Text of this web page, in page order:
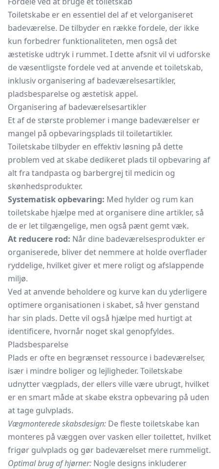
Toiletskabe er en essentiel del af et velorganiseret
badeværelse. De tilbyder en række fordele, der ikke
kun forbedrer funktionaliteten, men også det
æstetiske udtryk i rummet. I dette afsnit vil vi udforske
de væsentligste fordele ved at anvende et toiletskab,
inklusiv organisering af badeværelsesartikler,
pladsbesparelse og æstetisk appel.
Organisering af badeværelsesartikler
Et af de største problemer i mange badeværelser er
mangel på opbevaringsplads til toiletartikler.
Toiletskabe tilbyder en effektiv løsning på dette
problem ved at skabe dedikeret plads til opbevaring af
alt fra tandpasta og barbergrej til medicin og
skønhedsprodukter.
Systematisk opbevaring: Med hylder og rum kan
toiletskabe hjælpe med at organisere dine artikler, så
de er let tilgængelige, men også pænt gemt væk.
At reducere rod: Når dine badeværelsesprodukter er
organiserede, bliver det nemmere at holde overflader
ryddelige, hvilket giver et mere roligt og afslappende
miljø.
Ved at anvende beholdere og kurve kan du yderligere
optimere organisationen i skabet, så hver genstand
har sin plads. Dette vil også hjælpe med hurtigt at
identificere, hvornår noget skal genopfyldes.
Pladsbesparelse
Plads er ofte en begrænset ressource i badeværelser,
især i mindre boliger og lejligheder. Toiletskabe
udnytter vægplads, der ellers ville være ubrugt, hvilket
er en smart måde at skabe ekstra opbevaring på uden
at tage gulvplads.
Vægmonterede skabsdesign: De fleste toiletskabe kan
monteres på væggen over vasken eller toilettet, hvilket
frigør gulvplads og gør badeværelset mere rummeligt.
Optimal brug af hjørner: Nogle designs inkluderer